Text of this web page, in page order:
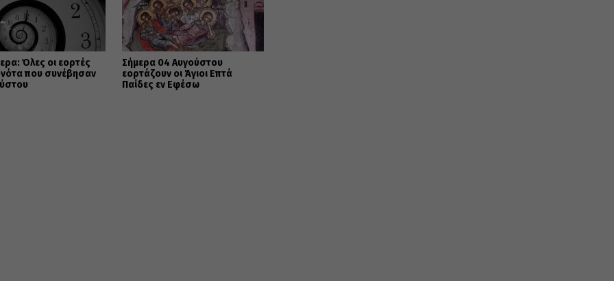
Όλες οι εορτές
που συνέβησαν
Σήμερα 04 Αυγούστου
εορτάζουν οι Άγιοι Επτά
Παίδες εν Εφέσω